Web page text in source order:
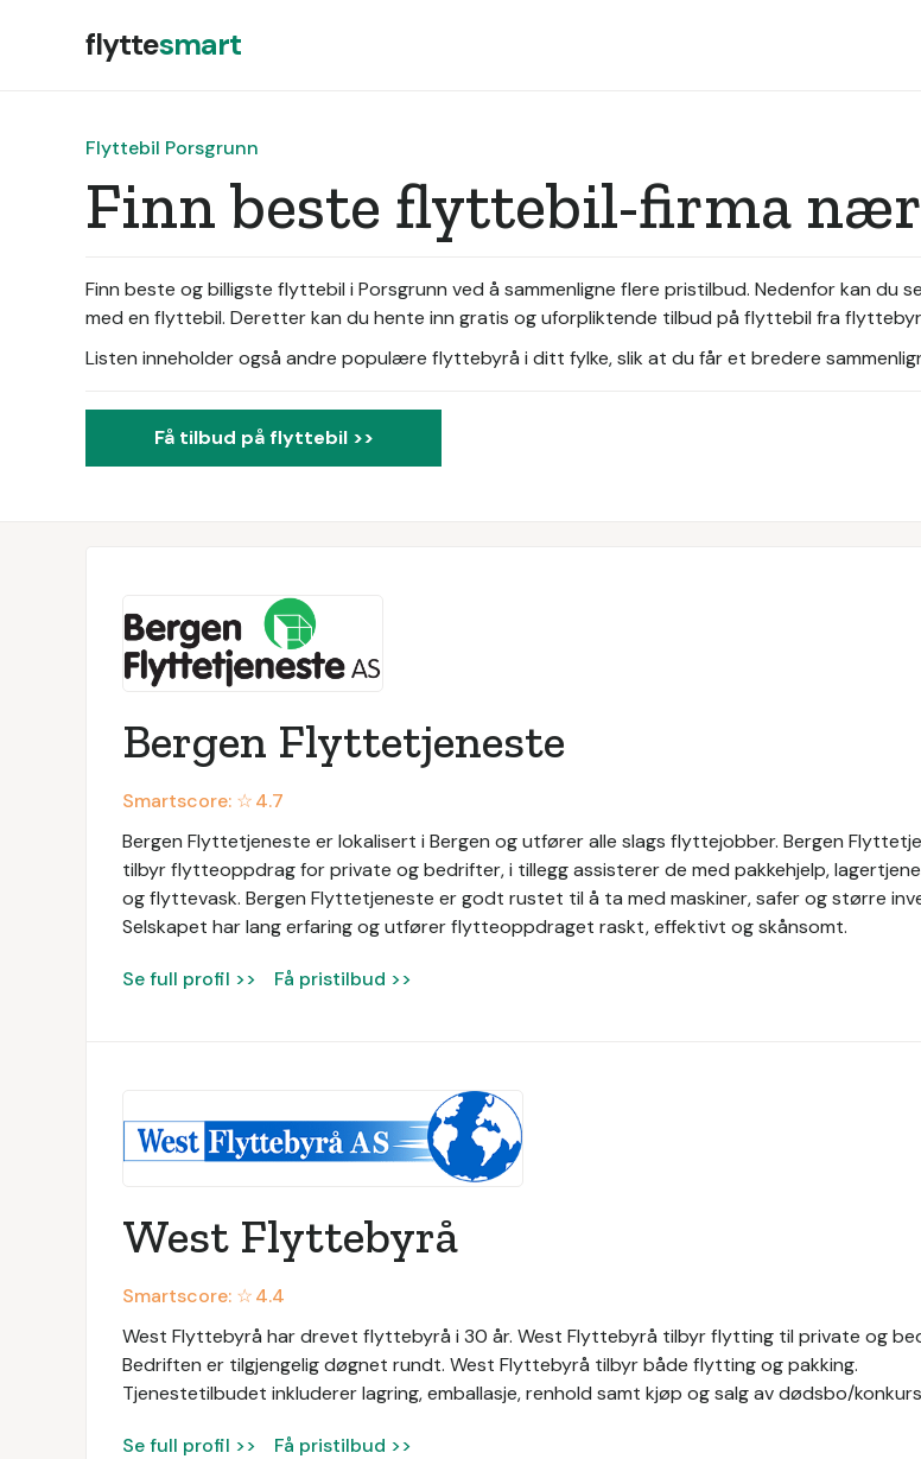
flyttesmart
Flyttebil Porsgrunn
Finn beste flyttebil-firma
Finn beste og billigste flyttebil i Porsgrunn ved å sammenligne flere pristilbud. Nedenfor kan du
med en flyttebil. Deretter kan du hente inn gratis og uforpliktende tilbud på flyttebil fra
Listen inneholder også andre populære flyttebyrå i ditt fylke, slik at du får et bredere
Få tilbud på flyttebil >>
Bergen Flyttetjeneste
Smartscore: ☆4.7
Bergen Flyttetjeneste er lokalisert i Bergen og utfører alle slags flyttejobber. Bergen
tilbyr flytteoppdrag for private og bedrifter, i tillegg assisterer de med pakkehjelp,
og flyttevask. Bergen Flyttetjeneste er godt rustet til å ta med maskiner, safer og større
Selskapet har lang erfaring og utfører flytteoppdraget raskt, effektivt og skånsomt.
Se full profil >> Få pristilbud >>
West Flyttebyrå
Smartscore: ☆4.4
West Flyttebyrå har drevet flyttebyrå i 30 år. West Flyttebyrå tilbyr flytting til private og
Bedriften er tilgjengelig døgnet rundt. West Flyttebyrå tilbyr både flytting og pakking.
Tjenestetilbudet inkluderer lagring, emballasje, renhold samt kjøp og salg av dødsbo/
Se full profil >> Få pristilbud >>